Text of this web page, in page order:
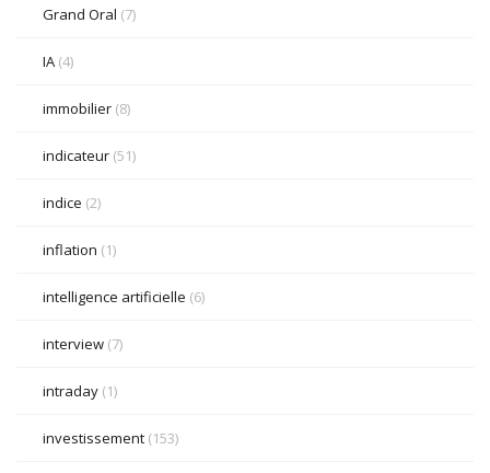
Grand Oral (7)
IA (4)
immobilier (8)
indicateur (51)
indice (2)
inflation (1)
intelligence artificielle (6)
interview (7)
intraday (1)
investissement (153)